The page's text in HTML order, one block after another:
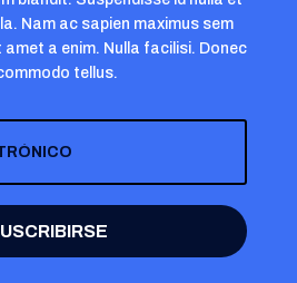
Nam ac sapien maximus sem
a enim. Nulla facilisi. Donec
tellus.